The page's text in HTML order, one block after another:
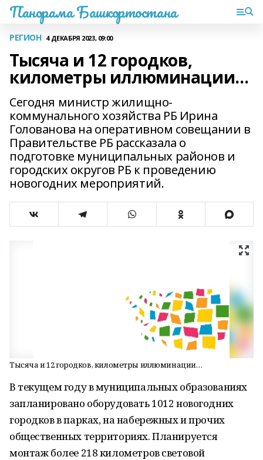
Панорама Башкортостана
РЕГИОН 4 ДЕКАБРЯ 2023, 09:00
Тысяча и 12 городков,
километры иллюминации…
Сегодня министр жилищно-
коммунального хозяйства РБ Ирина
Голованова на оперативном совещании в
Правительстве РБ рассказала о
подготовке муниципальных районов и
городских округов РБ к проведению
новогодних мероприятий.
Тысяча и 12 городков, километры иллюминации…
В текущем году в муниципальных образованиях
запланировано оборудовать 1012 новогодних
городков в парках, на набережных и прочих
общественных территориях. Планируется
монтаж более 218 километров световой